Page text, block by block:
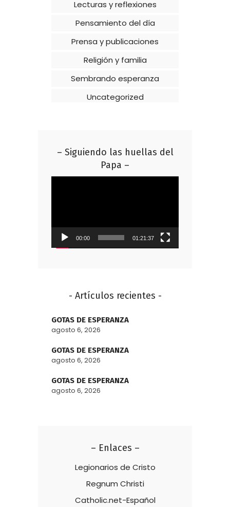
Lecturas y reflexiones
Pensamiento del día
Prensa y publicaciones
Religión y familia
Sembrando esperanza
Uncategorized
– Siguiendo las huellas del
Papa –
00:00 01:21:37
- Artículos recientes -
GOTAS DE ESPERANZA
agosto 6, 2026
GOTAS DE ESPERANZA
agosto 6, 2026
GOTAS DE ESPERANZA
agosto 6, 2026
– Enlaces –
Legionarios de Cristo
Regnum Christi
Catholic.net-Español